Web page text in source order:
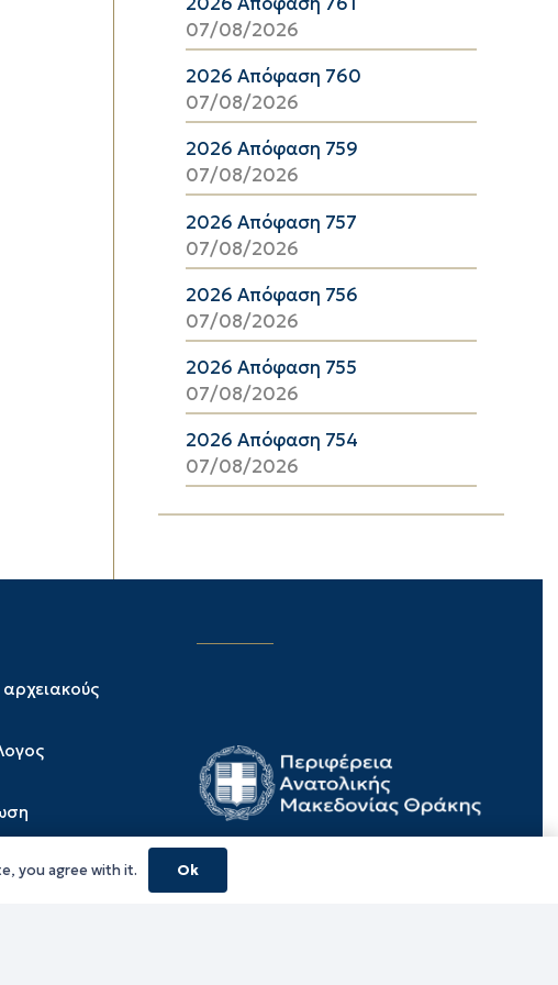
07/08/2026
2026 Απόφαση 760
07/08/2026
2026 Απόφαση 759
07/08/2026
2026 Απόφαση 757
07/08/2026
2026 Απόφαση 756
07/08/2026
2026 Απόφαση 755
07/08/2026
2026 Απόφαση 754
07/08/2026
you agree with it. Ok